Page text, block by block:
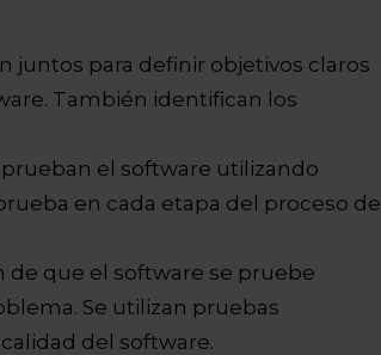
juntos para definir objetivos claros
También identifican los
el software utilizando
en cada etapa del proceso de
de que el software se pruebe
Se utilizan pruebas
del software.